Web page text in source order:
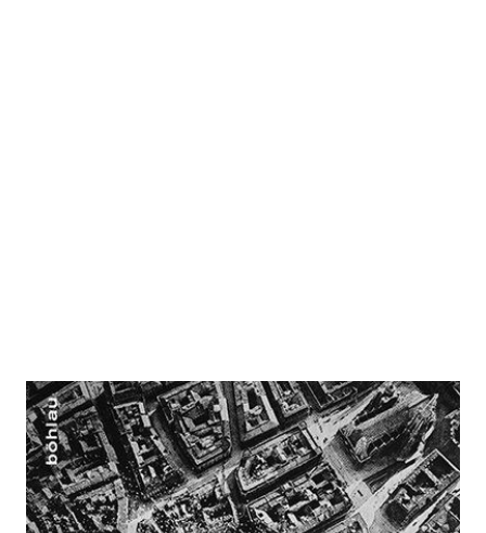
Wien 1918